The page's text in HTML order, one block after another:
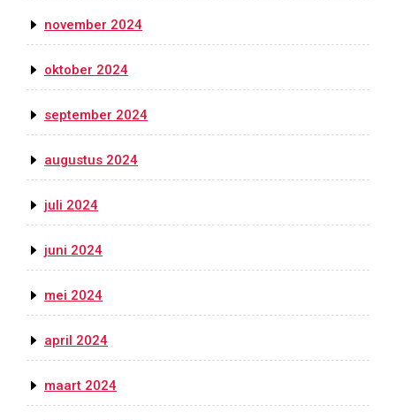
november 2024
oktober 2024
september 2024
augustus 2024
juli 2024
juni 2024
mei 2024
april 2024
maart 2024